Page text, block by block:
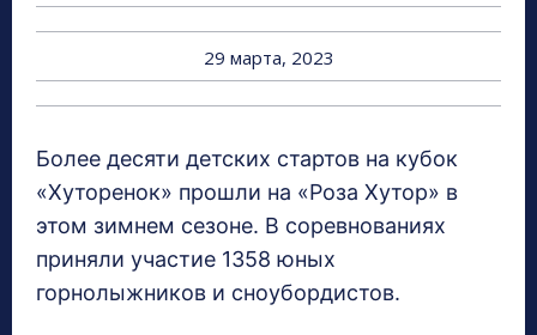
29 марта, 2023
Более десяти детских стартов на кубок
«Хуторенок» прошли на «Роза Хутор» в
этом зимнем сезоне. В соревнованиях
приняли участие 1358 юных
горнолыжников и сноубордистов.